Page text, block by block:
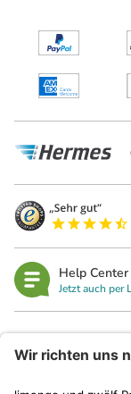
Help Center
Jetzt auch per